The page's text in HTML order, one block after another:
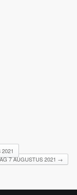
7 AUGUSTUS 2021 →